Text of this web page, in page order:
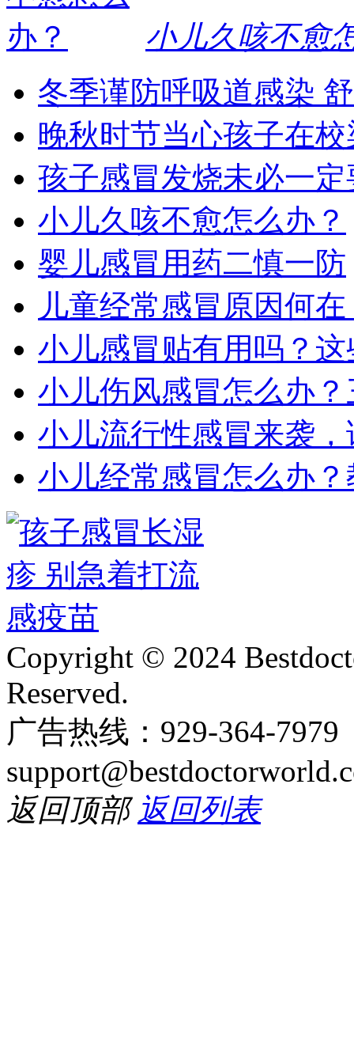
小儿久咳不愈
冬季谨防呼吸道感染
晚秋时节当心孩子在
孩子感冒发烧未必一
小儿久咳不愈怎么办？
婴儿感冒用药二慎一防
儿童经常感冒原因何
小儿感冒贴有用吗？
小儿伤风感冒怎么办
小儿流行性感冒来袭
小儿经常感冒怎么办
Copyright © 2024
Reserved.
广告热线：929-364-
返回顶部 返回列表